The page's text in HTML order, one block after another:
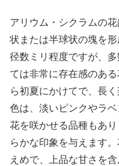
アリウム・シクラムの
状または半球状の塊を
径数ミリ程度ですが、
ては非常に存在感のあ
ら初夏にかけてで、長
色は、淡いピンクやラ
花を咲かせる品種もあ
らかな印象を与えます
えめで、上品な甘さを